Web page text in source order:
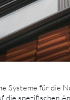
Systeme für die
die spezifischen